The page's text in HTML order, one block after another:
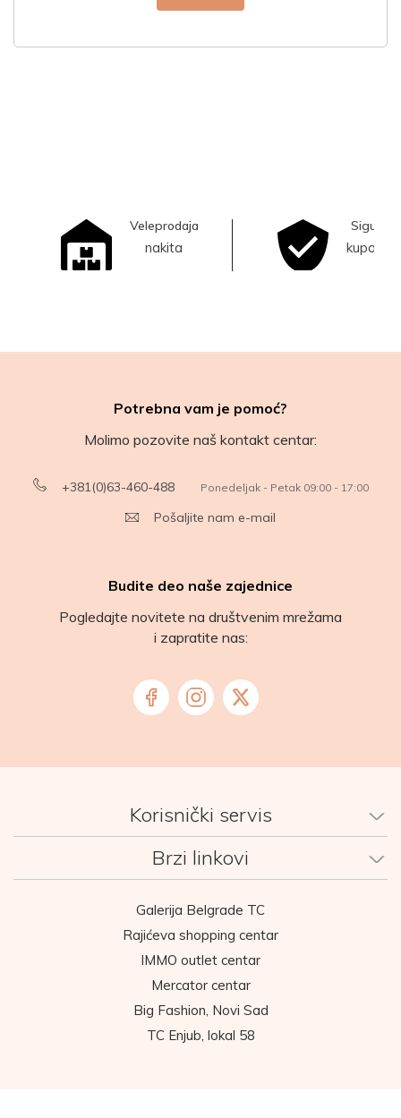
Veleprodaja
nakita
Sigurna
kupovina
Potrebna vam je pomoć?
Molimo pozovite naš kontakt centar:
+381(0)63-460-488 Ponedeljak - Petak 09:00 - 17:00
Pošaljite nam e-mail
Budite deo naše zajednice
Pogledajte novitete na društvenim mrežama
i zapratite nas:
Korisnički servis
Brzi linkovi
Galerija Belgrade TC
Rajićeva shopping centar
IMMO outlet centar
Mercator centar
Big Fashion, Novi Sad
TC Enjub, lokal 58